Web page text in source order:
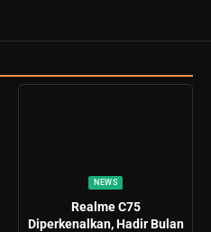
NEWS
Realme C75
Diperkenalkan, Hadir Bulan